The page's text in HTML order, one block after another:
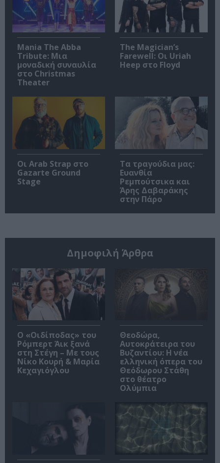
Mania The Abba
Tribute: Μια
μοναδική συναυλία
στο Christmas
Theater
The Magician’s
Farewell: Οι Uriah
Heep στο Floyd
Οι Arab Strap στο
Gazarte Ground
Stage
Τα τραγούδια μας:
Ευανθία
Ρεμπούτσικα και
Άρης Δαβαράκης
στην Πάρο
Δημοφιλή Άρθρα
O «Οιδίποδας» του
Ρόμπερτ Άικ ξανά
στη Στέγη – Με τους
Νίκο Κουρή & Μαρία
Κεχαγιόγλου
Θεοδώρα,
Αυτοκράτειρα του
Βυζαντίου: Η νέα
ελληνική όπερα του
Θεόδωρου Στάθη
στο θέατρο
Ολύμπια